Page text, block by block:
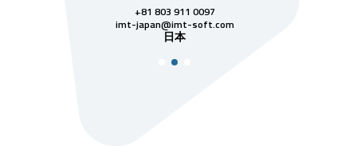
+81 803 911 0097
imt-japan@imt-soft.com
日本